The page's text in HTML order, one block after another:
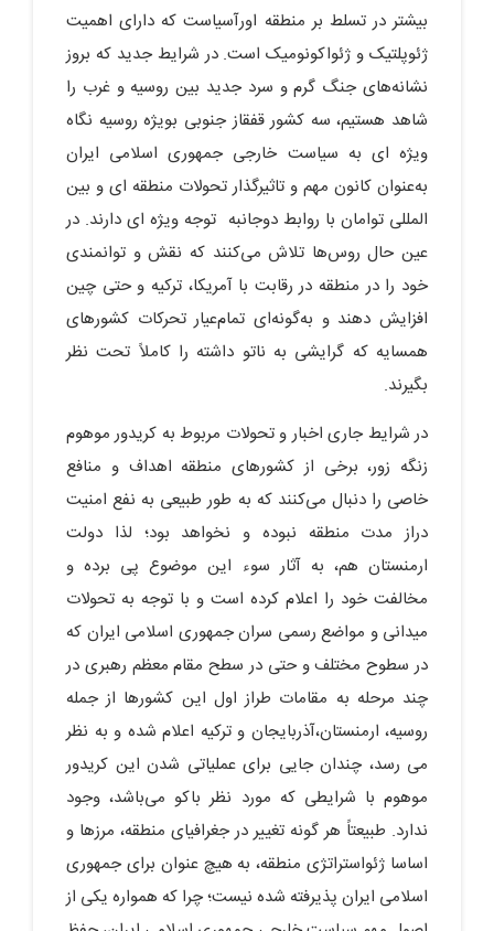
بیشتر در تسلط بر منطقه اورآسیاست که دارای اهمیت
ژئوپلتیک و ژئواکونومیک است. در شرایط جدید که بروز
نشانه‌های جنگ گرم و سرد جدید بین روسیه و غرب را
شاهد هستیم، سه کشور قفقاز جنوبی بویژه روسیه نگاه
ویژه ای به سیاست خارجی جمهوری اسلامی ایران
به‌عنوان کانون مهم و تاثیرگذار تحولات منطقه ای و بین
المللی توامان با روابط دوجانبه توجه ویژه ای دارند. در
عین حال روس‌ها تلاش می‌کنند که نقش و توانمندی
خود را در منطقه در رقابت با آمریکا، ترکیه و حتی چین
افزایش دهند و به‌گونه‌ای تمام‌عیار تحرکات کشورهای
همسایه که گرایشی به ناتو داشته را کاملاً تحت نظر
بگیرند.
در شرایط جاری اخبار و تحولات مربوط به کریدور موهوم
زنگه زور، برخی از کشورهای منطقه اهداف و منافع
خاصی را دنبال می‌کنند که به طور طبیعی به نفع امنیت
دراز مدت منطقه نبوده و نخواهد بود؛ لذا دولت
ارمنستان هم، به آثار سوء این موضوع پی برده و
مخالفت خود را اعلام کرده است و با توجه به تحولات
میدانی و مواضع رسمی سران جمهوری اسلامی ایران که
در سطوح مختلف و حتی در سطح مقام معظم رهبری در
چند مرحله به مقامات طراز اول این کشورها از جمله
روسیه، ارمنستان،آذربایجان و ترکیه اعلام شده و به نظر
می رسد، چندان جایی برای عملیاتی شدن این کریدور
موهوم با شرایطی که مورد نظر باکو می‌باشد، وجود
ندارد. طبیعتاً هر گونه تغییر در جغرافیای منطقه، مرزها و
اساسا ژئواستراتژی منطقه، به هیچ عنوان برای جمهوری
اسلامی ایران پذیرفته شده نیست؛ چرا که همواره یکی از